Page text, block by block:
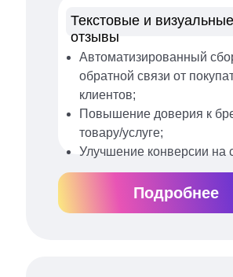
Текстовые и визуальные
отзывы
Автоматизированный
обратной связи от
клиентов;
Повышение доверия к
товару/услуге;
Улучшение конверсии на
Подробнее